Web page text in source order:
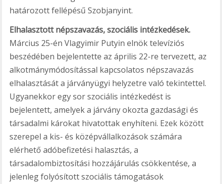
határozott fellépésű Szobjanyint.
Elhalasztott népszavazás, szociális intézkedések.
Március 25-én Vlagyimir Putyin elnök televíziós
beszédében bejelentette az április 22-re tervezett, az
alkotmánymódosítással kapcsolatos népszavazás
elhalasztását a járványügyi helyzetre való tekintettel.
Ugyanekkor egy sor szociális intézkedést is
bejelentett, amelyek a járvány okozta gazdasági és
társadalmi károkat hivatottak enyhíteni. Ezek között
szerepel a kis- és középvállalkozások számára
elérhető adóbefizetési halasztás, a
társadalombiztosítási hozzájárulás csökkentése, a
jelenleg folyósított szociális támogatások